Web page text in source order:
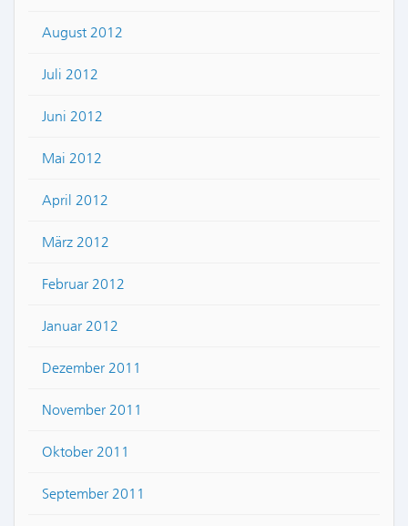
August 2012
Juli 2012
Juni 2012
Mai 2012
April 2012
März 2012
Februar 2012
Januar 2012
Dezember 2011
November 2011
Oktober 2011
September 2011